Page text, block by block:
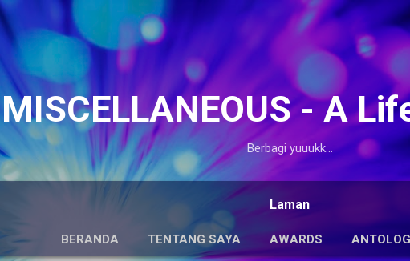
Langsung ke konten utama
MISCELLANEOUS - A
Berbagi yuuukk...
Laman
BERANDA TENTANG SAYA AWARDS